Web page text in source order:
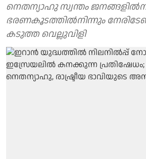
നെതന്യാഹു സ്വന്തം
ഭരണകൂടത്തിൽനിന്നും
കടുത്ത വെല്ലുവിളി